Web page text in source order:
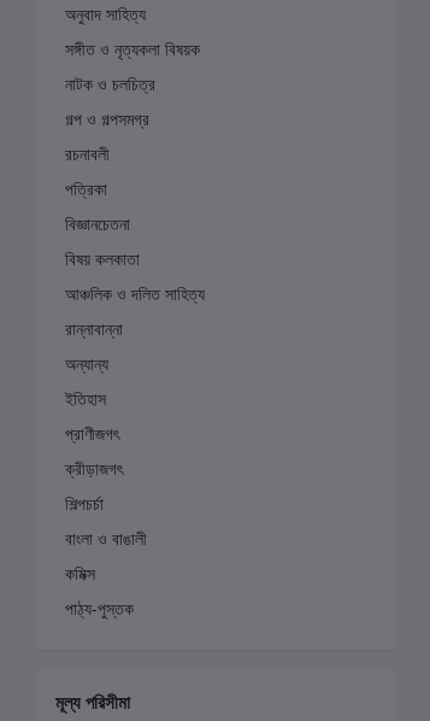
অনুবাদ সাহিত্য
সঙ্গীত ও নৃত্যকলা বিষয়ক
নাটক ও চলচিত্র
গল্প ও গল্পসমগ্র
রচনাবলী
পত্রিকা
বিজ্ঞানচেতনা
বিষয় কলকাতা
আঞ্চলিক ও দলিত সাহিত্য
রান্নাবান্না
অন্যান্য
ইতিহাস
প্রাণীজগৎ
ক্রীড়াজগৎ
শিল্পচর্চা
বাংলা ও বাঙালী
কমিক্স
পাঠ্য-পুস্তক
মূল্য পরিসীমা